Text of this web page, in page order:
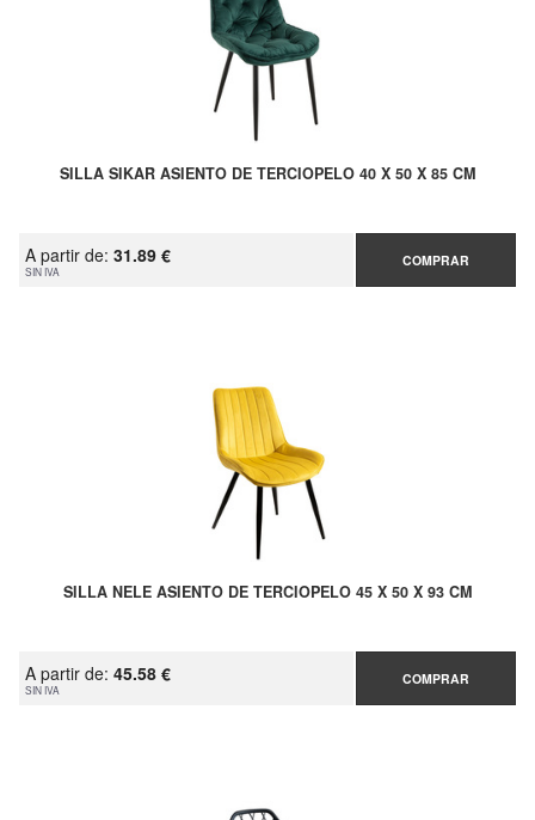
SILLA SIKAR ASIENTO DE TERCIOPELO 40 X 50 X 85 CM
A partir de: 31.89 €
SIN IVA
COMPRAR
SILLA NELE ASIENTO DE TERCIOPELO 45 X 50 X 93 CM
A partir de: 45.58 €
SIN IVA
COMPRAR